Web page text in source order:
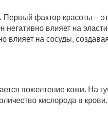
фактор красоты –
влияет на
влияет на сосуды,
пожелтение кожи. На
кислорода в